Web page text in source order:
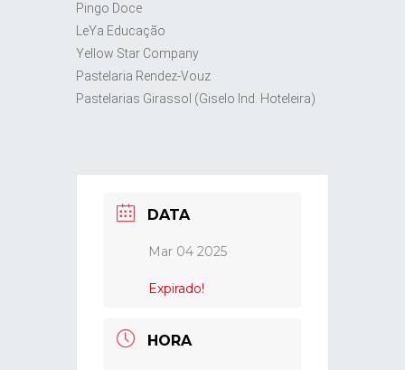
Pingo Doce
LeYa Educação
Yellow Star Company
Pastelaria Rendez-Vouz
Pastelarias Girassol (Giselo Ind. Hoteleira)
DATA
Mar 04 2025
Expirado!
HORA